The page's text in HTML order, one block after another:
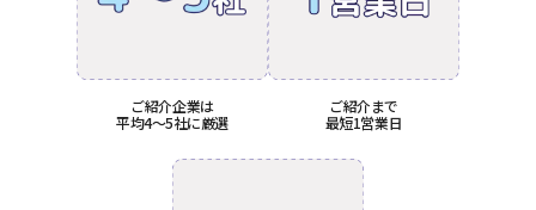
ご紹介企業は
平均4〜5社に厳選
ご紹介まで
最短1営業日